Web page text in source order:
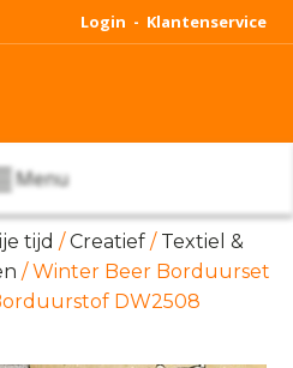
Login - Klantenservice
Menu
tijd /Creatief / Textiel &
/ Winter Beer Borduurset
DW2508